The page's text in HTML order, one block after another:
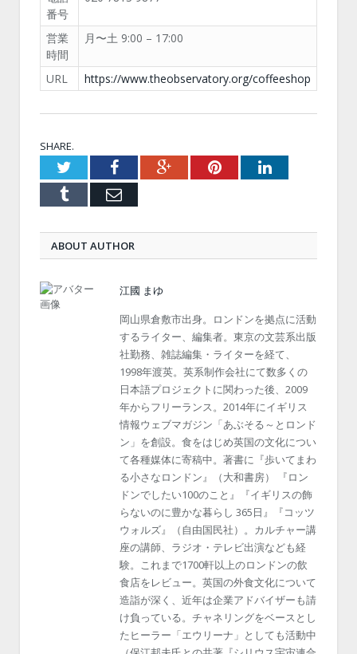
番号
営業
時間
月〜土 9:00 – 17:00
URL https://www.theobservatory.org/coffeeshop
SHARE.
TwitterFacebookGoogle+PinterestLinkedIn
Tumblr Email
ABOUT AUTHOR
江國 まゆ
岡山県倉敷市出身。ロンドンを拠点に活動
するライター、編集者。東京の文芸系出版
社勤務、雑誌編集・ライターを経て、
1998年渡英。英系制作会社にて数多くの
日本語プロジェクトに関わった後、2009
年からフリーランス。2014年にイギリス
情報ウェブマガジン「あぶそる～とロンド
ン」を創設。食をはじめ英国の文化につい
て各種媒体に寄稿中。著書に『歩いてまわ
る小さなロンドン』（大和書房） 『ロン
ドンでしたい100のこと』『イギリスの飾
らないのに豊かな暮らし 365日』『コッツ
ウォルズ』（自由国民社）。カルチャー講
座の講師、ラジオ・テレビ出演なども経
験。これまで1700軒以上のロンドンの飲
食店をレビュー。英国の外食文化について
造詣が深く、近年は企業アドバイザーも請
け負っている。チャネリングをベースとし
たヒーラー「エウリーナ」としても活動中